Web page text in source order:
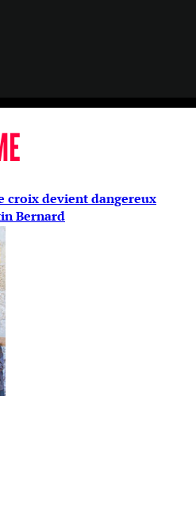
croix devient dangereux
Bernard